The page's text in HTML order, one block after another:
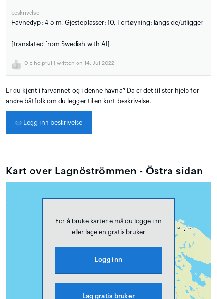
beskrivelse
Havnedyp: 4-5 m, Gjesteplasser: 10, Fortøyning: langside/utligger
[translated from Swedish with AI]
0 x helpful | written on 14. Jul 2022
Er du kjent i farvannet og i denne havna? Da er det til stor hjelp for
andre båtfolk om du legger til en kort beskrivelse.
📜 Legg inn beskrivelse
Kart over Lagnöströmmen - Östra sidan
For å bruke kartene må du logge inn
eller lage en gratis bruker
Logg inn
Lag gratis bruker